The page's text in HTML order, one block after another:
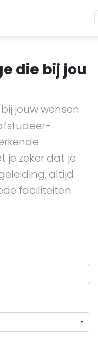
die bij jou
jouw wensen
je zeker dat je
altijd
faciliteiten.